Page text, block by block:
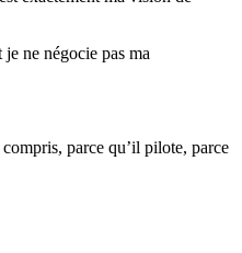
ne négocie pas ma
parce qu’il pilote, parce